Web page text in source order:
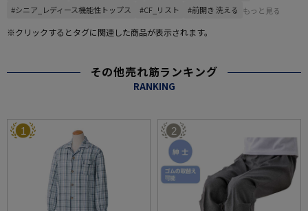
#シニア_レディース機能性トップス #CF_リスト #前開き 洗える もっと見る
※クリックするとタグに関連した商品が表示されます。
その他売れ筋ランキング
RANKING
1 2